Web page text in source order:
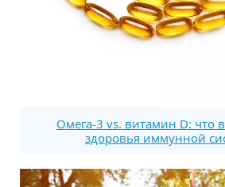
Омега-3 vs. витамин D: что
здоровья иммунной